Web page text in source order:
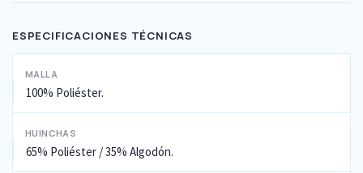
ESPECIFICACIONES TÉCNICAS
MALLA
100% Poliéster.
HUINCHAS
65% Poliéster / 35% Algodón.